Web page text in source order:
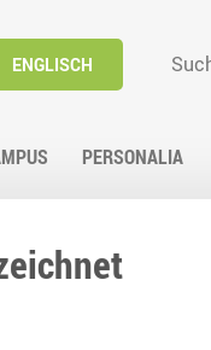
ENGLISCH
PERSONALIA